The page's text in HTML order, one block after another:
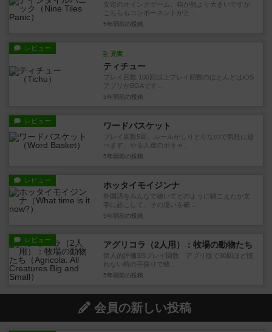
安定のオインクゲーム。箱が他より大きいですが
こちらもコンポーネントがと...
5年弱前 の投稿
レビュー
充実
ティチュー
プレイ回数 100回以上プレイ回数のほとんどはiOS
アプリかBGAです...
5年弱前 の投稿
レビュー ワードバスケット
プレイ回数5回。ルールがしりとりなので気軽に遊
べます。やる人達のボキャ...
5年弱前 の投稿
レビュー ホッタイモイジンナ
外国語をみんなで聴いてどのように聴こえたか文
字に起こして、その違いを確...
5年弱前 の投稿
レビュー アグリコラ（2人用）：牧場の動物たち
個人的評価3/5プレイ回数 アプリ版で30回ほど慣
れない時の手探りで牧...
5年弱前 の投稿
会員の新しい投稿